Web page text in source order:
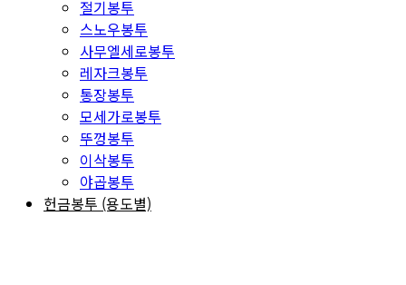
절기봉투
스노우봉투
사무엘세로봉투
레자크봉투
통장봉투
모세가로봉투
뚜껑봉투
이삭봉투
야곱봉투
헌금봉투 (용도별)